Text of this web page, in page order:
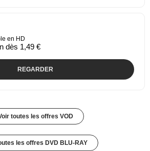
en HD
dès 1,49 €
REGARDER
toutes les offres VOD
les offres DVD BLU-RAY